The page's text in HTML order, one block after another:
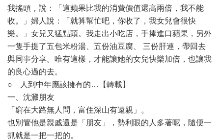
我搖頭，說：「這蘋果比我的消費價值還高兩倍，我不能
收。」婦人說：「就算幫忙吧，你收了，我女兒會很快
樂。」女兒又猛點頭。我走出小吃店，手捧進口蘋果，另外
一隻手提了五包米粉湯、五份油豆腐、 三份肝連，帶回去
與同事分享。唯有這樣，才能讓她的女兒快樂加倍，也讓我
的良心過的去。
○ 人到中年應該擁有的…【轉載】
一、沈澱朋友
「窮在大路無人問，富住深山有遠親」。
也別管他是親戚還是「朋友」，勢利眼的人多著呢，隨便一
抓就是一把一把的。